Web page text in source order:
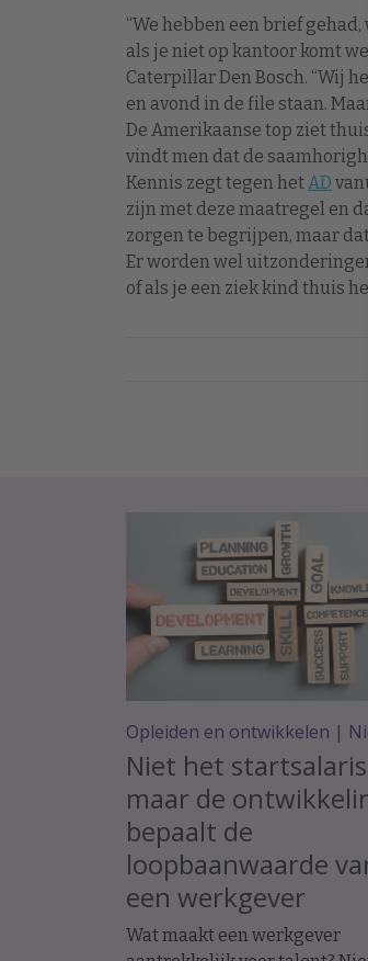
“We hebben een brief
als je niet op kantoor komt
Caterpillar Den Bosch. “Wij
en avond in de file staan.
De Amerikaanse top ziet
vindt men dat de
Kennis zegt tegen hetAD
zijn met deze maatregel en
zorgen te begrijpen, maar
Er worden wel
of als je een ziek kind thuis
Opleiden en ontwikkelen |
Niet het
maar de
bepaalt de
loopbaanwaarde
een werkgever
Wat maakt een werkgever